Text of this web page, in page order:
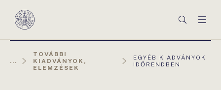
Magyar
Keresés
...
TOVÁBBI
KIADVÁNYOK,
ELEMZÉSEK
AKTUÁLIS
OLDAL:
EGYÉB KIADVÁNYOK
IDŐRENDBEN